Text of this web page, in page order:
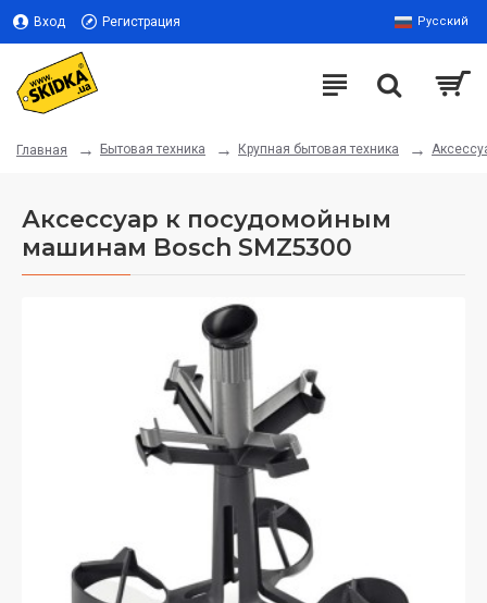
Вход Регистрация Русский
Главная Бытовая техника Крупная бытовая техника
Аксессуар к посудомойным
машинам Bosch SMZ5300